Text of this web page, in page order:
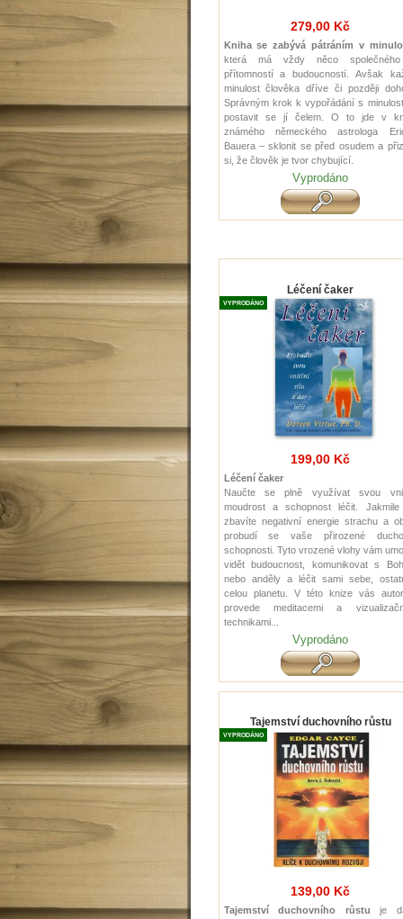
279,00 Kč
Kniha se zabývá pátráním v
která má vždy něco
přítomností a budoucností. Avšak
minulost člověka dříve či později
Správným krok k vypořádání s
postavit se jí čelem. O to jde v
známého německého astrologa
Bauera – sklonit se před osudem a
si, že člověk je tvor chybující.
Vyprodáno
Léčení čaker
VYPRODÁNO
199,00 Kč
Léčení čaker
Naučte se plně využívat svou
moudrost a schopnost léčit.
zbavíte negativní energie strachu a
probudí se vaše přirozené
schopnosti. Tyto vrozené vlohy vám
vidět budoucnost, komunikovat s
nebo anděly a léčit sami sebe,
celou planetu. V této knize vás
provede meditacemi a
technikami...
Vyprodáno
Tajemství duchovního růstu
VYPRODÁNO
139,00 Kč
Tajemství duchovního růstu je